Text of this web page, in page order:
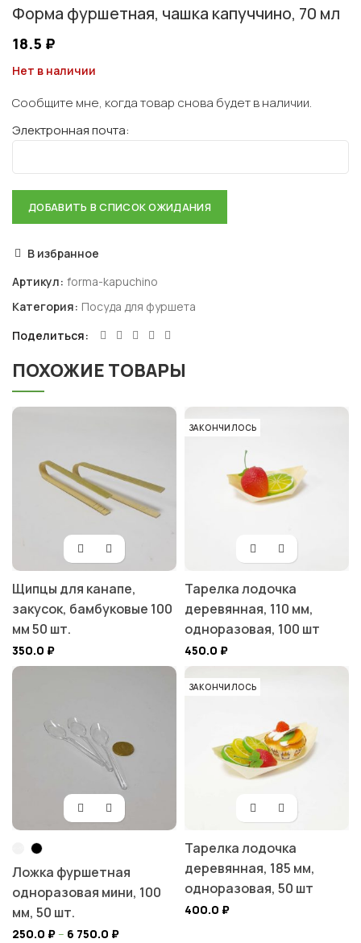
Форма фуршетная, чашка капуччино, 70 мл
18.5 ₽
Нет в наличии
Сообщите мне, когда товар снова будет в наличии.
Электронная почта:
В избранное
Артикул: forma-kapuchino
Категория: Посуда для фуршета
Поделиться
ПОХОЖИЕ ТОВАРЫ
Щипцы для канапе,
закусок, бамбуковые 100
мм 50 шт.
350.0 ₽
ЗАКОНЧИЛОСЬ
Тарелка лодочка
деревянная, 110 мм,
одноразовая, 100 шт
450.0 ₽
Ложка фуршетная
одноразовая мини, 100
мм, 50 шт.
250.0 ₽– 6 750.0 ₽
ЗАКОНЧИЛОСЬ
Тарелка лодочка
деревянная, 185 мм,
одноразовая, 50 шт
400.0 ₽